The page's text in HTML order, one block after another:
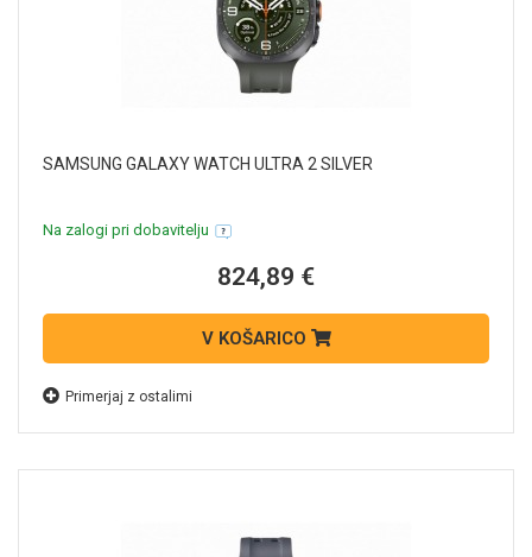
SAMSUNG GALAXY WATCH ULTRA 2 SILVER
Na zalogi pri dobavitelju
824,89 €
V KOŠARICO
Primerjaj z ostalimi